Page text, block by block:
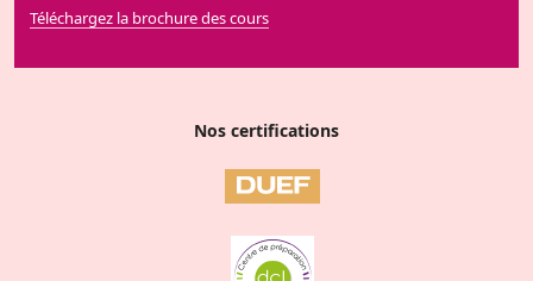
Téléchargez la brochure des cours
Nos certifications